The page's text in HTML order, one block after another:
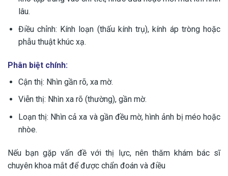
lâu.
Điều chỉnh: Kính loạn (thấu kính trụ), kính áp tròng hoặc
phẫu thuật khúc xạ.
Phân biệt chính:
Cận thị: Nhìn gần rõ, xa mờ.
Viễn thị: Nhìn xa rõ (thường), gần mờ.
Loạn thị: Nhìn cả xa và gần đều mờ, hình ảnh bị méo hoặc
nhòe.
Nếu bạn gặp vấn đề với thị lực, nên thăm khám bác sĩ
chuyên khoa mắt để được chẩn đoán và điều